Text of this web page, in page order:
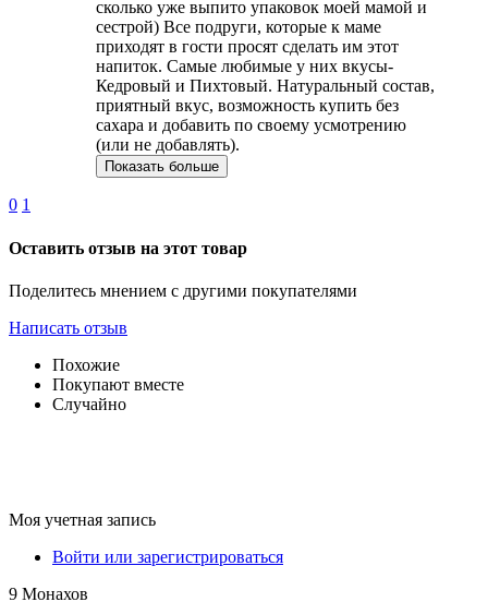
сколько уже выпито упаковок моей мамой и
сестрой) Все подруги, которые к маме
приходят в гости просят сделать им этот
напиток. Самые любимые у них вкусы-
Кедровый и Пихтовый. Натуральный состав,
приятный вкус, возможность купить без
сахара и добавить по своему усмотрению
(или не добавлять).
Показать больше
0 1
Оставить отзыв на этот товар
Поделитесь мнением с другими покупателями
Написать отзыв
Похожие
Покупают вместе
Случайно
Моя учетная запись
Войти или зарегистрироваться
9 Монахов